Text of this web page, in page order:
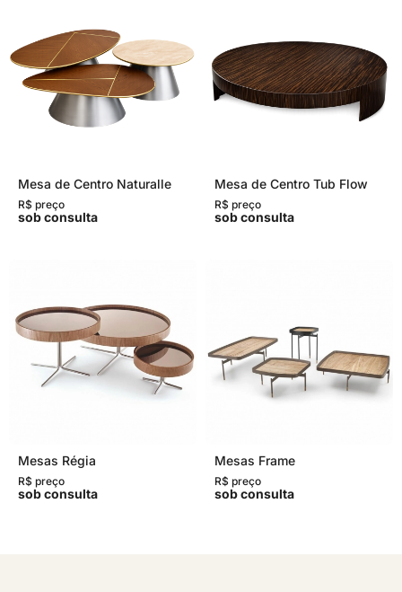
Mesa de Centro Naturalle
R$ preço
sob consulta
Mesa de Centro Tub Flow
R$ preço
sob consulta
Mesas Régia
R$ preço
sob consulta
Mesas Frame
R$ preço
sob consulta